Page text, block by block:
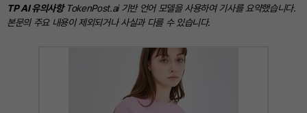
TP AI 유의사항TokenPost.ai 기반 언어 모델을 사용하여 기사를 요약했습니다.
본문의 주요 내용이 제외되거나 사실과 다를 수 있습니다.